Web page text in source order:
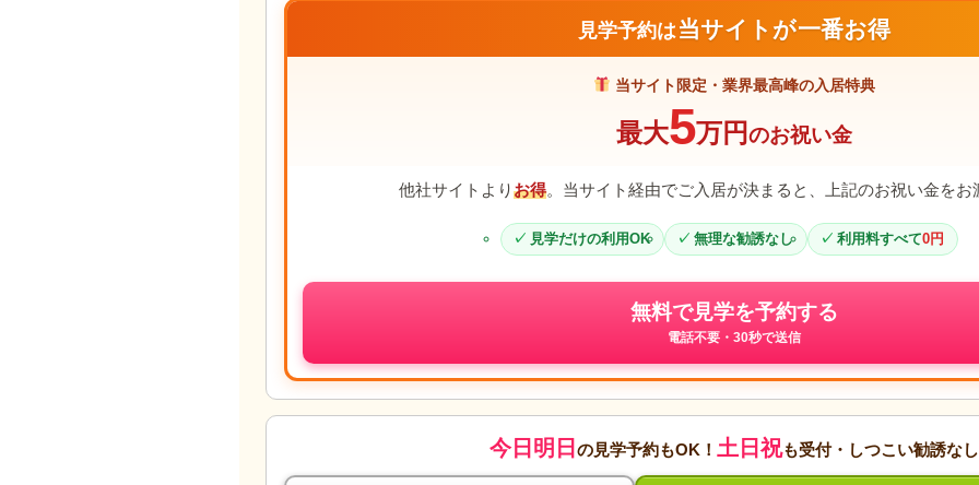
見学予約は 当サイトが一番お得
当サイト限定・業界最高峰の入居特典
最大5万円のお祝い金
他社サイトよりお得。当サイト経由でご入居が決まると、上記のお祝い金をお
見学だけの利用OK 無理な勧誘なし 利用料すべて0円
無料で見学を予約する
電話不要・30秒で送信
今日明日 の見学予約もOK！ 土日祝も受付・しつこい勧誘なし